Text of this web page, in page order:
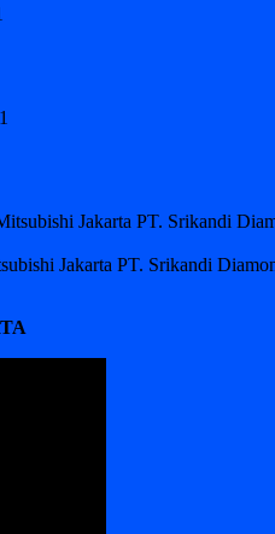
Jakarta PT. Srikandi